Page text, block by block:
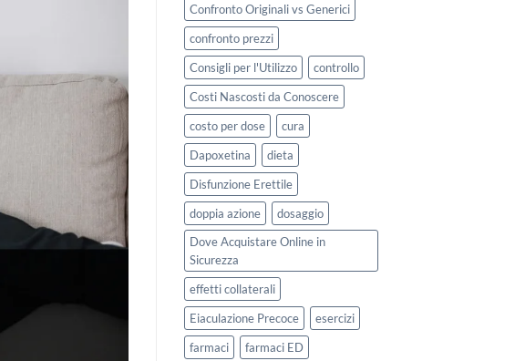
Confronto Originali vs Generici
confronto prezzi
Consigli per l'Utilizzo
controllo
Costi Nascosti da Conoscere
costo per dose
cura
Dapoxetina
dieta
Disfunzione Erettile
doppia azione
dosaggio
Dove Acquistare Online in
Sicurezza
effetti collaterali
Eiaculazione Precoce
esercizi
farmaci
farmaci ED